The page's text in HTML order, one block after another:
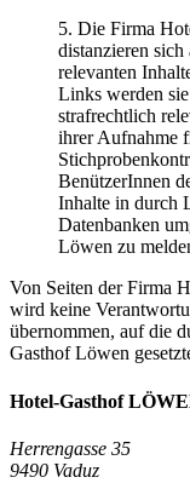
5. Die Firma
distanzieren
relevanten
Links werden
strafrechtlich
ihrer Aufnahme
BenützerInnen
Inhalte in durch
Datenbanken
Löwen zu
Von Seiten der Firma
wird keine
übernommen, auf die
Gasthof Löwen
Hotel-Gasthof
Herrengasse 35
9490 Vaduz